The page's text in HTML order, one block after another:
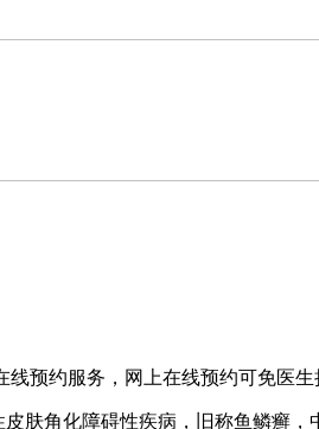
线预约服务，网上在线预约可免医
肤角化障碍性疾病，旧称鱼鳞癣